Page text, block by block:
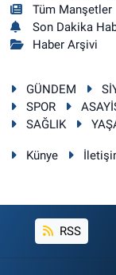
Tüm Manşetler
Son Dakika
Haber Arşivi
GÜNDEM
SPOR
SAĞLIK
Künye
RSS